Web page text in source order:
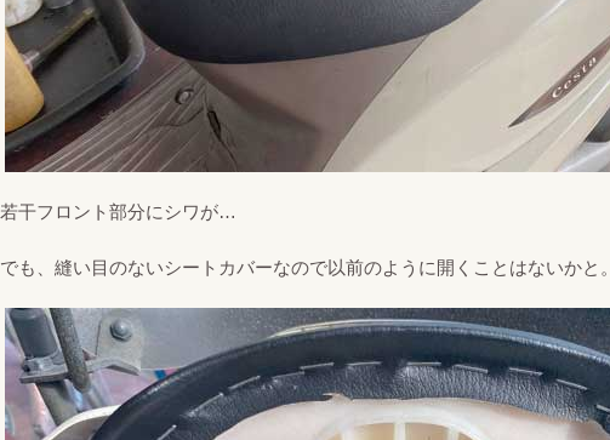
若干フロント部分にシワが…
でも、縫い目のないシートカバーなので以前のように開くことはないかと。